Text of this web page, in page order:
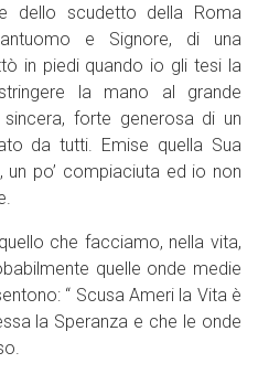
dello scudetto della Roma
e Signore, di una
in piedi quando io gli tesi la
la mano al grande
forte generosa di un
da tutti. Emise quella Sua
un po’ compiaciuta ed io non
che facciamo, nella vita,
quelle onde medie
“ Scusa Ameri la Vita è
la Speranza e che le onde